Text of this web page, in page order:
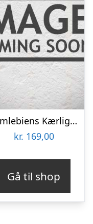
Humlebiens Kærlighed – Blomsterfrø 30m2
kr. 169,00
Gå til shop